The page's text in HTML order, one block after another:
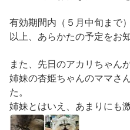
有効期間内（５月中旬まで
以上、あらかたの予定をお
また、先日のアカリちゃん
姉妹の杏姫ちゃんのママさ
た。
姉妹とはいえ、あまりにも